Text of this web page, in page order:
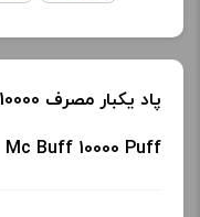
Mc Buff 10000 Puff